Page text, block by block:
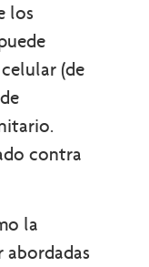
los
(de
contra
la